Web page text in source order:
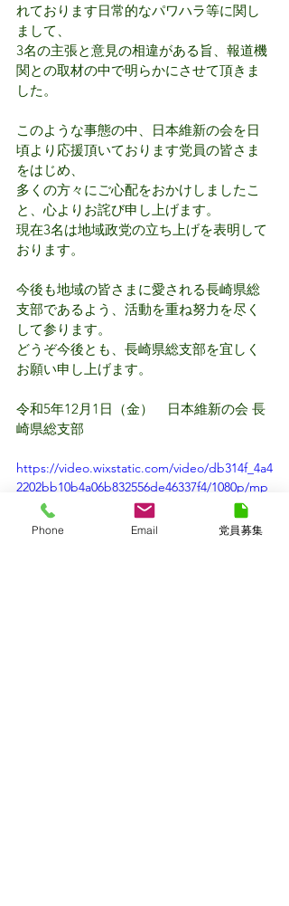
れております日常的なパワハラ等に関し
まして、
3名の主張と意見の相違がある旨、報道機
関との取材の中で明らかにさせて頂きま
した。
このような事態の中、日本維新の会を日
頃より応援頂いております党員の皆さま
をはじめ、
多くの方々にご心配をおかけしましたこ
と、心よりお詫び申し上げます。
​現在3名は地域政党の立ち上げを表明して
おります。
今後も地域の皆さまに愛される長崎県総
支部であるよう、活動を重ね努力を尽く
して参ります。
​どうぞ今後とも、長崎県総支部を宜しく
お願い申し上げます。
​令和5年12月1日（金）　日本維新の会 長
崎県総支部
https://video.wixstatic.com/video/db314f_4a4
2202bb10b4a06b832556de46337f4/1080p/mp
4/file.mp4
Phone Email 党員募集